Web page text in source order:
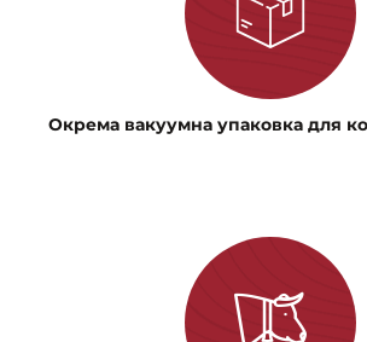
Окрема вакуумна упаковка для